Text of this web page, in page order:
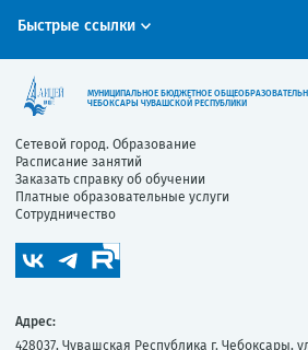
Быстрые ссылки
МУНИЦИПАЛЬНОЕ БЮДЖЕТНОЕ
ЧЕБОКСАРЫ ЧУВАШСКОЙ РЕСПУБЛИКИ
Сетевой город. Образование
Расписание занятий
Заказать справку об обучении
Платные образовательные услуги
Сотрудничество
Адрес:
428037, Чувашская Республика г. Чебоксары,